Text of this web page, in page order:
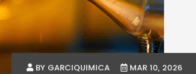
BY GARCIQUIMICA MAR 10, 2026